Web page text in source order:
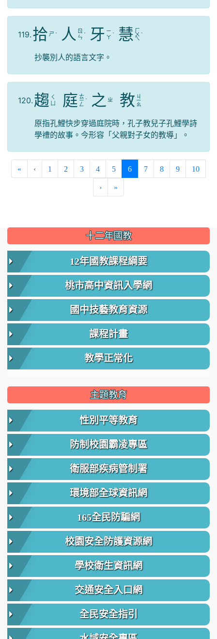
119. 拾 ㄕ ˊ 人 ㄖ
ㄣ ˊ 牙 ㄧ
ㄚ ˊ 慧 ㄏ
ㄨ
ㄟ
ˋ
抄襲別人的語言文字。
120. 趨 ㄑ
庭 ㄊ
ㄧ
ㄥ
ˊ 之 ㄓ 教 ㄐ
ㄧ
ㄠ
原指孔鯉快步穿過庭院時，孔子教兒子孔鯉學詩
學禮的故事。今形容「父親對子女的教導」。
« ‹ 1 2 3 4 5 6(current)
7 8 9 10
› »
::: 十二年國教
12年國教課程綱要
桃市高中資訊入學網
國中技藝教育資源
課程計畫
教學正常化
主題教育
性別平等教育
防制校園霸凌專區
衛服部疾病管制署
環境部全球資訊網
165全民防騙網
校園安全防護資源網
學校衛生資訊網
交通安全入口網
全民安全指引